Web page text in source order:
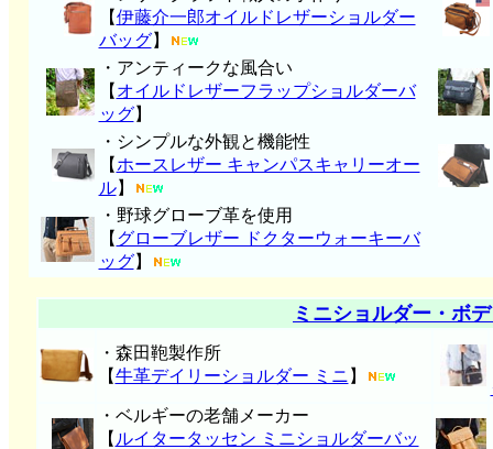
【伊藤介一郎オイルドレザーショルダー
バッグ】
・アンティークな風合い
【 オイルドレザーフラップショルダーバ
ッグ】
・シンプルな外観と機能性
【 ホースレザー キャンパスキャリーオー
ル】
・野球グローブ革を使用
【 グローブレザー ドクターウォーキーバ
ッグ】
ミニショルダー・ボ
・森田鞄製作所
【牛革デイリーショルダー ミニ 】
・ベルギーの老舗メーカー
【 ルイタータッセン ミニショルダーバッ